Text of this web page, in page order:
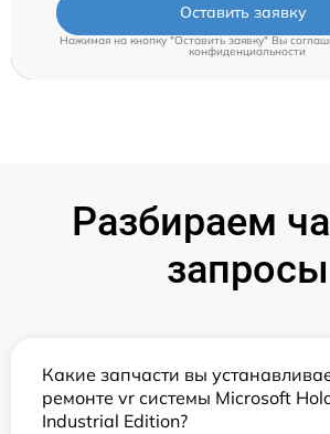
Оставить заявку
Нажимая на кнопку "Оставить заявку" Вы
конфиденциальности
Разбираем
запросы
Какие запчасти вы
ремонте vr системы Microsoft
Industrial Edition?